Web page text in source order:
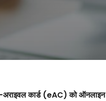
अराइवल कार्ड (eAC) को